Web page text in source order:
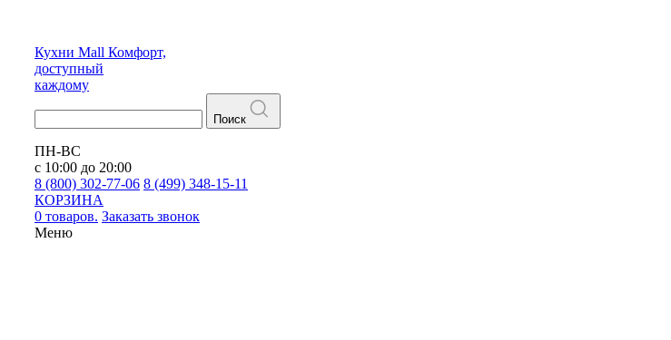
Кухни Mall Комфорт,
доступный
каждому
Поиск
ПН-ВС
с 10:00 до 20:00
8 (800) 302-77-06 8 (499) 348-15-11
КОРЗИНА
0 товаров. Заказать звонок
Меню